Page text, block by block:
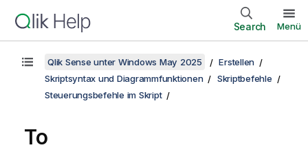
Search Menü
Qlik Sense unter Windows May 2025
Erstellen
Skriptsyntax und Diagrammfunktionen
Skriptbefehle
Steuerungsbefehle im Skript
To